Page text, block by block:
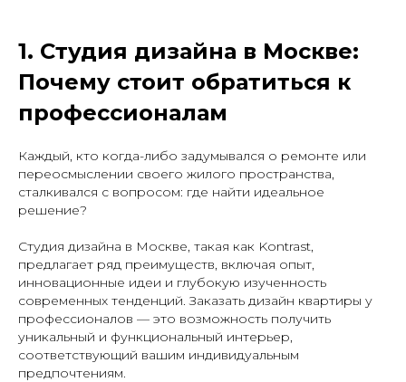
1. Студия дизайна в Москве:
Почему стоит обратиться к
профессионалам
Каждый, кто когда-либо задумывался о ремонте или
переосмыслении своего жилого пространства,
сталкивался с вопросом: где найти идеальное
решение?
Студия дизайна в Москве, такая как Kontrast,
предлагает ряд преимуществ, включая опыт,
инновационные идеи и глубокую изученность
современных тенденций. Заказать дизайн квартиры у
профессионалов — это возможность получить
уникальный и функциональный интерьер,
соответствующий вашим индивидуальным
предпочтениям.